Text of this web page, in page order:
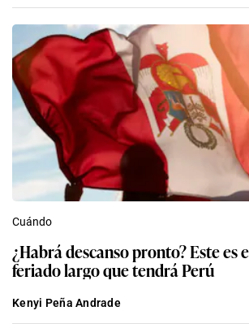
Cuándo
¿Habrá descanso pronto? Este es
feriado largo que tendrá Perú
Kenyi Peña Andrade